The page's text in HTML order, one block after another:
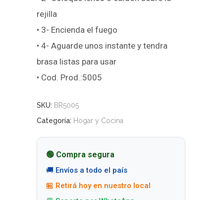
rejilla
• 3- Encienda el fuego
• 4- Aguarde unos instante y tendra
brasa listas para usar
• Cod. Prod.:5005
SKU: BR5005
Categoría: Hogar y Cocina
🟢 Compra segura
🚚 Envíos a todo el país
🏪 Retirá hoy en nuestro local